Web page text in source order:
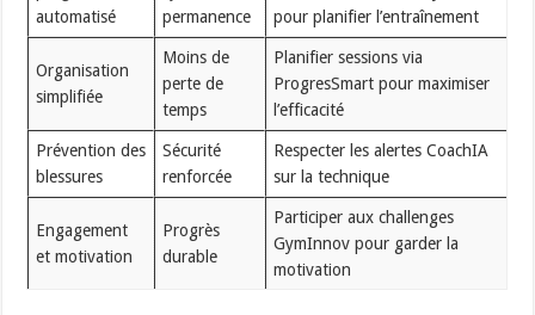
automatisé
permanence
pour planifier l’entraînement
Organisation
simplifiée
Moins de
perte de
temps
Planifier sessions via
ProgresSmart pour maximiser
l’efficacité
Prévention des
blessures
Sécurité
renforcée
Respecter les alertes CoachIA
sur la technique
Engagement
et motivation
Progrès
durable
Participer aux challenges
GymInnov pour garder la
motivation